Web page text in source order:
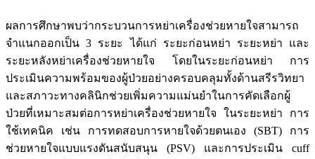
ผลการศึกษาพบว่ากระบวนการหย่าเครื่องช่วยหายใจสามารถ
จำแนกออกเป็น 3 ระยะ ได้แก่ ระยะก่อนหย่า ระยะหย่า และ
ระยะหลังหย่าเครื่องช่วยหายใจ โดยในระยะก่อนหย่า การ
ประเมินความพร้อมของผู้ป่วยอย่างครอบคลุมทั้งด้านสรีรวิทยา
และสภาวะทางคลินิกช่วยเพิ่มความแม่นยำในการคัดเลือกผู้
ป่วยที่เหมาะสมต่อการหย่าเครื่องช่วยหายใจ ในระยะหย่า การ
ใช้เทคนิค เช่น การทดสอบการหายใจด้วยตนเอง (SBT) การ
ช่วยหายใจแบบแรงดันสนับสนุน (PSV) และการประเมิน cuff